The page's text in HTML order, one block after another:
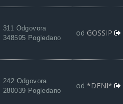
311 Odgovora
348595 Pogledano
od GOSSIP
242 Odgovora
280039 Pogledano
od *DENI*